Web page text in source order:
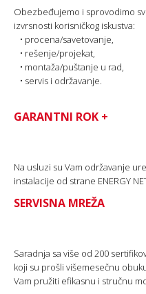
Obezbeđujemo i sprovodimo
izvrsnosti korisničkog iskustva:
• procena/savetovanje,
• rešenje/projekat,
• montaža/puštanje u rad,
• servis i održavanje.
GARANTNI ROK +
Na usluzi su Vam održavanje
instalacije od strane ENERGY
SERVISNA MREŽA
Saradnja sa više od 200
koji su prošli višemesečnu
Vam pružiti efikasnu i stručnu